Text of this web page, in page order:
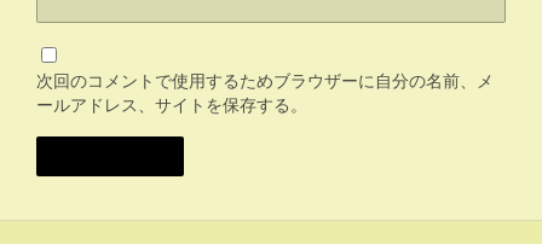
次回のコメントで使用するためブラウザーに自分の名前、メ
ールアドレス、サイトを保存する。